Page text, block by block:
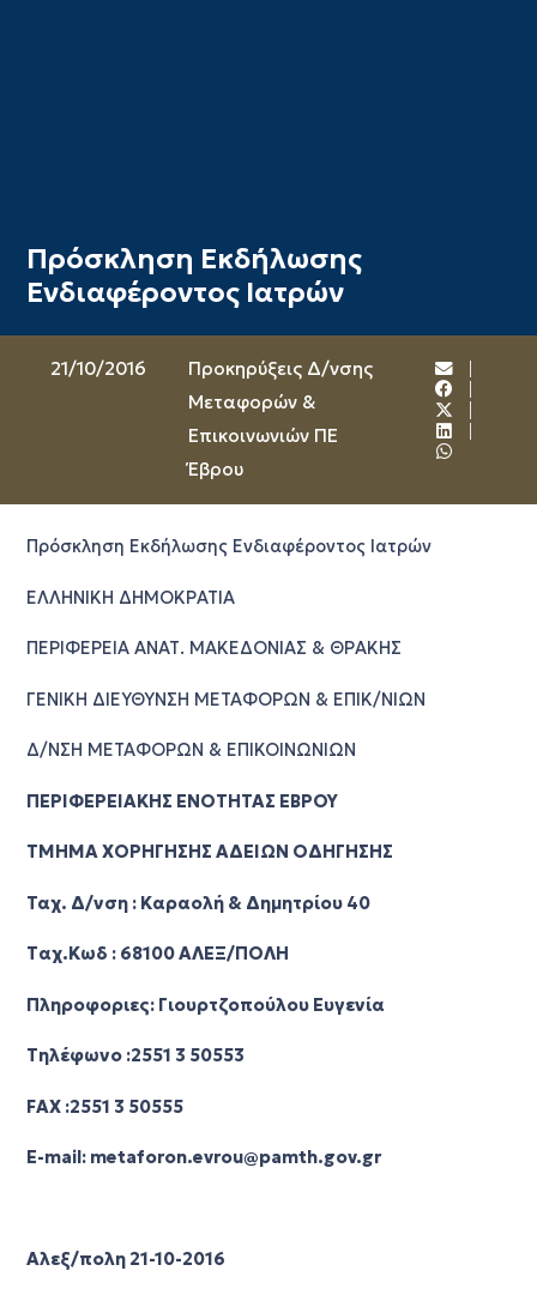
Πρόσκληση Εκδήλωσης
Ενδιαφέροντος Ιατρών
21/10/2016
Προκηρύξεις Δ/νσης
Μεταφορών &
Επικοινωνιών ΠΕ
Έβρου
Πρόσκληση Εκδήλωσης Ενδιαφέροντος Ιατρών
ΕΛΛΗΝΙΚΗ ΔΗΜΟΚΡΑΤΙΑ
ΠΕΡΙΦΕΡΕΙΑ ΑΝΑΤ. ΜΑΚΕΔΟΝΙΑΣ & ΘΡΑΚΗΣ
ΓΕΝΙΚΗ ΔΙΕΥΘΥΝΣΗ ΜΕΤΑΦΟΡΩΝ & ΕΠΙΚ/ΝΙΩΝ
Δ/ΝΣΗ ΜΕΤΑΦΟΡΩΝ & ΕΠΙΚΟΙΝΩΝΙΩΝ
ΠΕΡΙΦΕΡΕΙΑΚΗΣ ΕΝΟΤΗΤΑΣ ΕΒΡΟΥ
ΤΜΗΜΑ ΧΟΡΗΓΗΣΗΣ ΑΔΕΙΩΝ ΟΔΗΓΗΣΗΣ
Ταχ. Δ/νση : Καραολή & Δημητρίου 40
Tαχ.Kωδ : 68100 ΑΛΕΞ/ΠΟΛΗ
Πληροφοριες: Γιουρτζοπούλου Ευγενία
Τηλέφωνο :2551 3 50553
FAX :2551 3 50555
E-mail: metaforon.evrou@pamth.gov.gr
Αλεξ/πολη 21-10-2016